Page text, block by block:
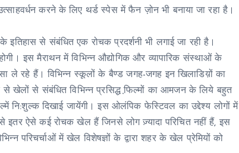
करने के लिए थर्ड स्पेस में फैन ज़ोन भी बनाया जा रहा है।
से संबंधित एक रोचक प्रदर्शनी भी लगाई जा रही है।
इस मैराथन में विभिन्न औद्योगिक और व्यापारिक संस्थाओं के
ले रहे हैं। विभिन्न स्कूलों के बैण्ड जगह-जगह इन खिलाडिय़ों का
से खेलों से संबंधित विभिन्न प्रसिद्ध फि़ल्मों का आमजन के लिये बहुत
नि:शुल्क दिखाई जायेंगी। इस ओलंपिक फेस्टिवल का उद्देश्य लोगों में
ऐसे कई रोचक खेल हैं जिनसे लोग ज़्यादा परिचित नहीं हैं, इस
परिचर्चाओं में खेल विशेषज्ञों के द्वारा शहर के खेल प्रेमियों को